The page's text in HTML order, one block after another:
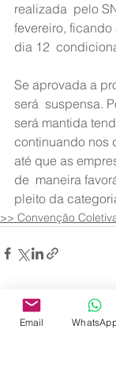
realizada  pelo
fevereiro,
dia 12
Se aprovada a
será  suspensa.
será mantida
continuando nos
até que as
de  maneira
pleito da
>> Convenção
Posts recentes
Email